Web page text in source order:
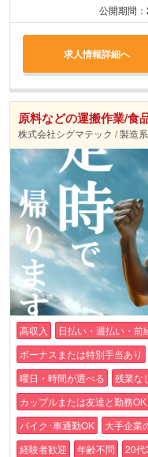
公開期間
求人情報詳細へ
原料などの運搬作業/食
株式会社シグマテック / 製造
高収入 日払い・週払い・前
ボーナスまたは特別手当あり
曜日・時間が選べる
残業な
カップルまたは友達と勤務OK
バイク･車通勤OK
大手企業
経験者歓迎
年齢不問 20代